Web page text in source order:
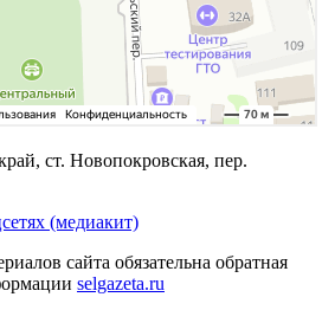
ст. Новопокровская, пер.
(медиакит)
сайта обязательна обратная
selgazeta.ru